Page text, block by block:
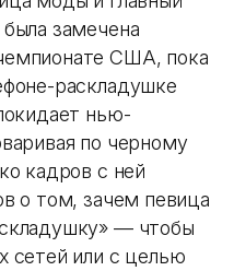
замечена
США, пока
раскладушке
нью-
по черному
кадров с ней
о том, зачем певица
— чтобы
сетей или с целью